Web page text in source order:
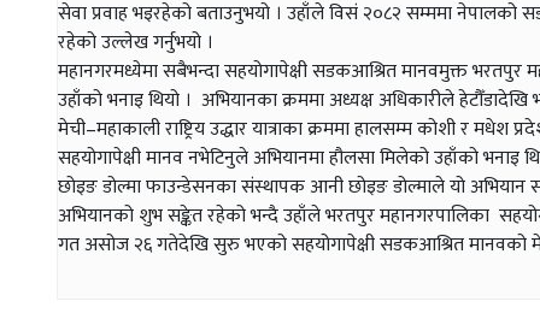
सेवा प्रवाह भइरहेको बताउनुभयो । उहाँले विसं २०८२ सम्ममा नेपालको
रहेको उल्लेख गर्नुभयो ।
महानगरमध्येमा सबैभन्दा सहयोगापेक्षी सडकआश्रित मानवमुक्त
उहाँको भनाइ थियो । अभियानका क्रममा अध्यक्ष अधिकारीले
मेची–महाकाली राष्ट्रिय उद्धार यात्राका क्रममा हालसम्म कोशी र
सहयोगापेक्षी मानव नभेटिनुले अभियानमा हौलसा मिलेको उहाँको भनाइ
छोइङ डोल्मा फाउन्डेसनका संस्थापक आनी छोइङ डोल्माले यो अभियान
अभियानको शुभ सङ्केत रहेको भन्दै उहाँले भरतपुर महानगरपालिका
गत असोज २६ गतेदेखि सुरु भएको सहयोगापेक्षी सडकआश्रित मानवको